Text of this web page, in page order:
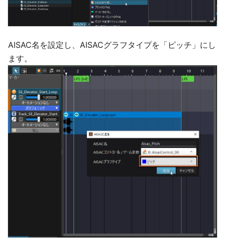
AISAC名を設定し、AISACグラフタイプを「ピッチ」にし
ます。